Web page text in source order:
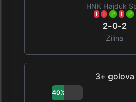
HNK Hajduk
I I P I P
2-0-2
Zilina
3+ golova
40%